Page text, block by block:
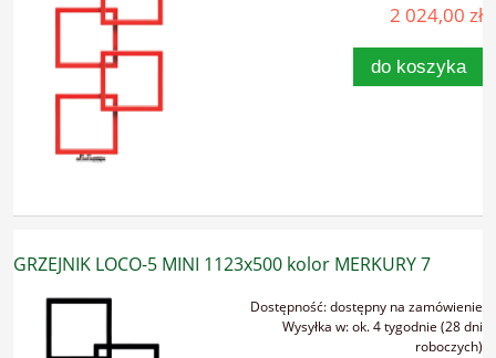
2 024,00 zł
do koszyka
GRZEJNIK LOCO-5 MINI 1123x500 kolor MERKURY 7
Dostępność:dostępny na zamówienie
Wysyłka w:ok. 4 tygodnie (28 dni
roboczych)